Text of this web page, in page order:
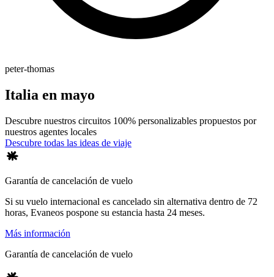
peter-thomas
Italia en mayo
Descubre nuestros circuitos 100% personalizables propuestos por
nuestros agentes locales
Descubre todas las ideas de viaje
Garantía de cancelación de vuelo
Si su vuelo internacional es cancelado sin alternativa dentro de 72
horas, Evaneos pospone su estancia hasta 24 meses.
Más información
Garantía de cancelación de vuelo